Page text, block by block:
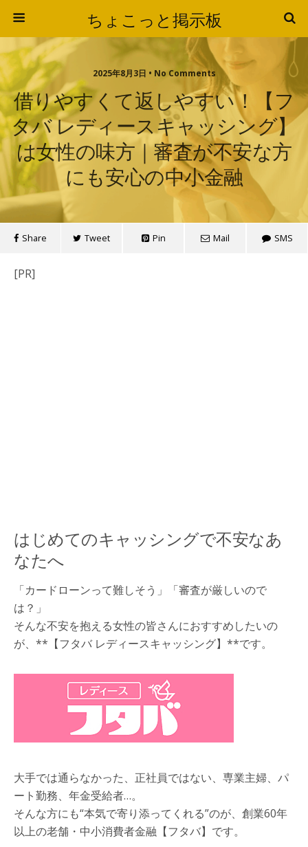
ちょこっと掲示板
2025年8月3日 • No Comments
借りやすくて返しやすい！【フ
タバ レディースキャッシング】
は女性の味方｜審査が不安な方
にも安心の中小金融
Share Tweet Pin Mail SMS
[PR]
はじめてのキャッシングで不安なあ
なたへ
「カードローンって難しそう」「審査が厳しいので
は？」
そんな不安を抱える女性の皆さんにおすすめしたいの
が、**【フタバ レディースキャッシング】**です。
大手では通らなかった、正社員ではない、専業主婦、パ
ート勤務、年金受給者…。
そんな方にも“本気で寄り添ってくれる”のが、創業60年
以上の老舗・中小消費者金融【フタバ】です。